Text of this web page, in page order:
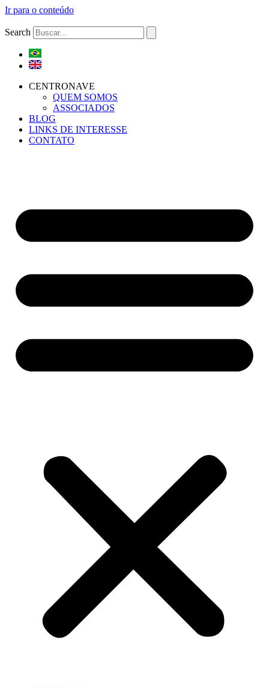
Ir para o conteúdo
Search
CENTRONAVE
QUEM SOMOS
ASSOCIADOS
BLOG
LINKS DE INTERESSE
CONTATO